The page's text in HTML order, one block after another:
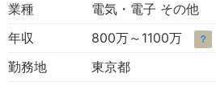
業種
電気・電子 その他
年収
800万～1100万 ？
勤務地 東京都